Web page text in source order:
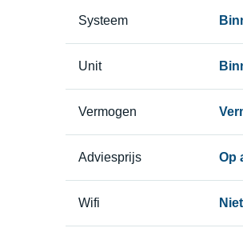
Systeem
Unit
Vermogen
Adviesprijs Op
Wifi